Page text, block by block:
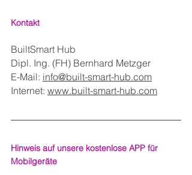
Kontakt
BuiltSmart Hub
Dipl. Ing. (FH) Bernhard Metzger
E-Mail: info@built-smart-hub.com
Internet: www.built-smart-hub.com
Hinweis auf unsere kostenlose APP für
Mobilgeräte